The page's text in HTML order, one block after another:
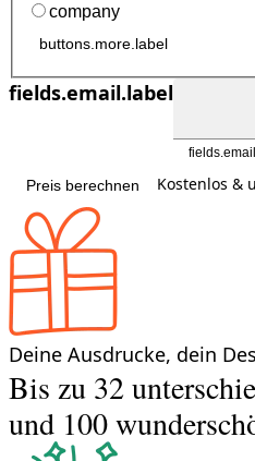
company
buttons.more.label
fields.email.label
Preis berechnen Kostenlos &
Deine Ausdrucke, dein
Bis zu 32
und 100